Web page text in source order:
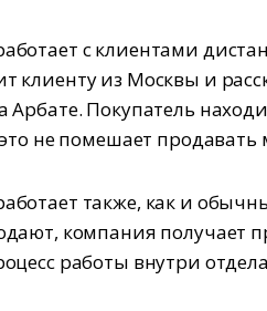
с клиентами
клиенту из Москвы и
Покупатель
не помешает продавать
также, как и
компания получает
работы внутри